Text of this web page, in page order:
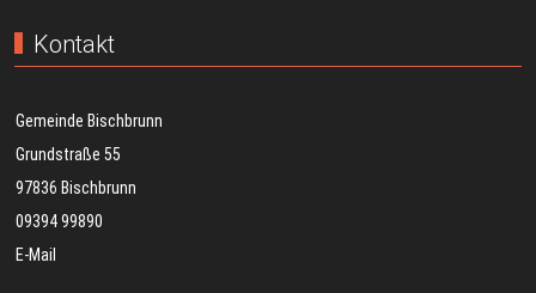
Kontakt
Gemeinde Bischbrunn
Grundstraße 55
97836 Bischbrunn
09394 99890
E-Mail